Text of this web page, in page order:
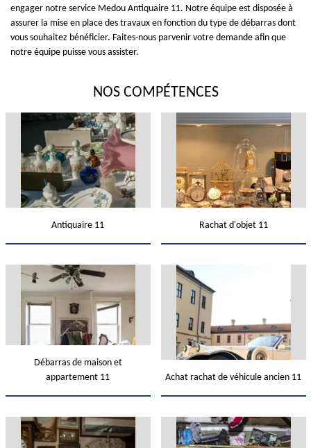
engager notre service Medou Antiquaire 11. Notre équipe est disposée à
assurer la mise en place des travaux en fonction du type de débarras dont
vous souhaitez bénéficier. Faites-nous parvenir votre demande afin que
notre équipe puisse vous assister.
NOS COMPÉTENCES
Antiquaire 11 Rachat d'objet 11
Débarras de maison et
appartement 11
Achat rachat de véhicule ancien 11